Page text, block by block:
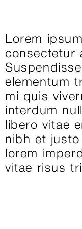
Lorem
consectetur
elementum
mi quis
interdum
libero vitae
nibh et
lorem
vitae risus